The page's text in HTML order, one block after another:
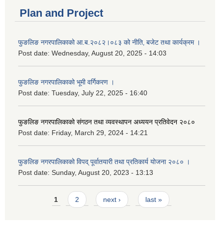
Plan and Project
फुङलिङ नगरपालिकाको आ.ब.२०८२।०८३ को नीति‚ बजेट तथा कार्यक्रम ।
Post date: Wednesday, August 20, 2025 - 14:03
फुङलिङ नगरपालिकाको भूमी वर्गिकरण ।
Post date: Tuesday, July 22, 2025 - 16:40
फुङलिङ नगरपालिकाको संगठन तथा व्यवस्थापन अध्ययन प्रतिवेदन २०८०
Post date: Friday, March 29, 2024 - 14:21
फुङलिङ नगरपालिकाको विपद् पूर्वातयारी तथा प्रतिकार्य योजना २०८० ।
Post date: Sunday, August 20, 2023 - 13:13
Pages1 2 next › last »